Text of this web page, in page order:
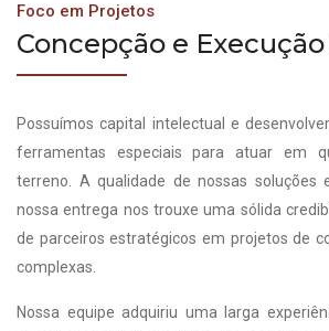
Foco em Projetos
Concepção e
Possuímos capital intelectual e
ferramentas especiais para atuar em
terreno. A qualidade de nossas soluções
nossa entrega nos trouxe uma sólida
de parceiros estratégicos em projetos de
complexas.
Nossa equipe adquiriu uma larga